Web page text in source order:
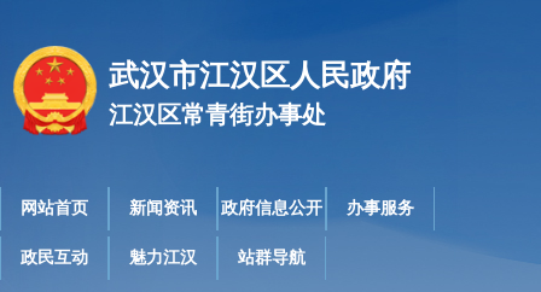
武汉市江汉区人民政府
江汉区常青街办事处
网站首页 新闻资讯 政府信息公开 办事服务
政民互动 魅力江汉 站群导航